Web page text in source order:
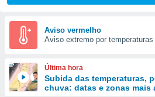
das
e
forma
digital
Aviso vermelho
Aviso extremo por
Última hora
Subida das temperaturas,
chuva: datas e zonas mais